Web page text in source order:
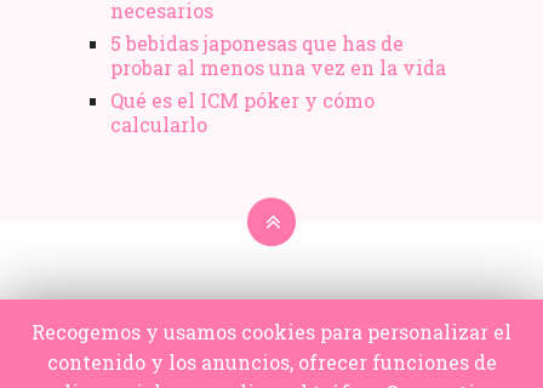
necesarios
5 bebidas japonesas que has de
probar al menos una vez en la vida
Qué es el ICM póker y cómo
calcularlo
Recogemos y usamos cookies para personalizar el
contenido y los anuncios, ofrecer funciones de